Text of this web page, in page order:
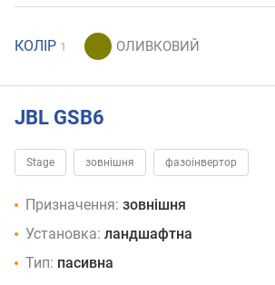
КОЛІР 1
JBL GSB6
Stage зовнішня фазоінвертор
Призначення: зовнішня
Установка: ландшафтна
Тип: пасивна